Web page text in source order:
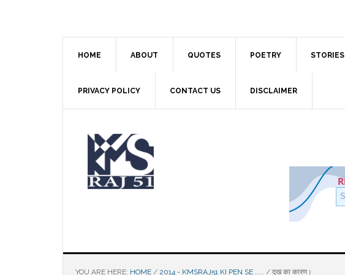
HOME ABOUT QUOTES POETRY STORIES
PRIVACY POLICY CONTACT US DISCLAIMER
YOU ARE HERE: HOME / 2014 - KMSRAJ51 KI PEN SE ..... / दुख का कारण।